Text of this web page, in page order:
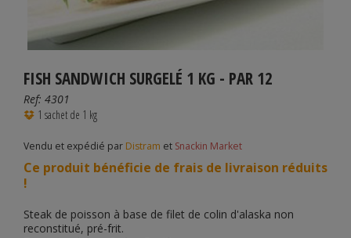
FISH SANDWICH SURGELÉ 1 KG - PAR 12
Ref: 4301
1 sachet de 1 kg
Vendu et expédié par Distram et Snackin Market
Ce produit bénéficie de frais de livraison réduits
!
Steak de poisson à base de filet de colin d'alaska non
reconstitué, pré-frit.